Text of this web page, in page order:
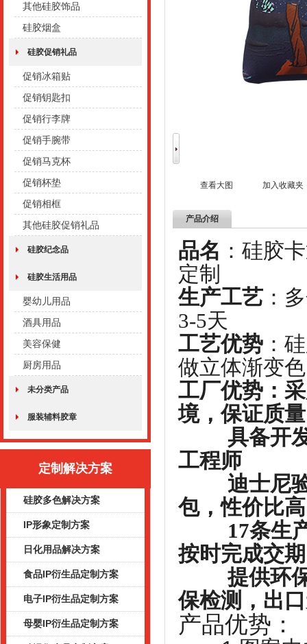
其他硅胶饰品
硅胶烟盒
硅胶促销礼品
促销冰箱贴
促销钥匙扣
促销行李牌
促销手腕带
促销马克杯
促销杯垫
促销相框
其他硅胶促销礼品
硅胶纪念品
硅胶生活用品
婴幼儿用品
酒具用品
美容保健
厨房用品
未分类产品
服装辅料胶章
定制解决方案
硅胶多色解决方案
IP形象定制方案
日化用品解决方案
食品IP衍生品定制方案
电子IP衍生品定制方案
母婴IP衍生品定制方案
查看大图 加入收藏夹
产品介绍
品名 ：
定制
生产工艺
3-5天
工艺优势 ：
做立体渐变
工厂优势：
境，保证质量
具备开发
工程师
迪士尼验
包，性价比高
17条生产
按时完成交期
提供环保
保检测，出
产品优势：